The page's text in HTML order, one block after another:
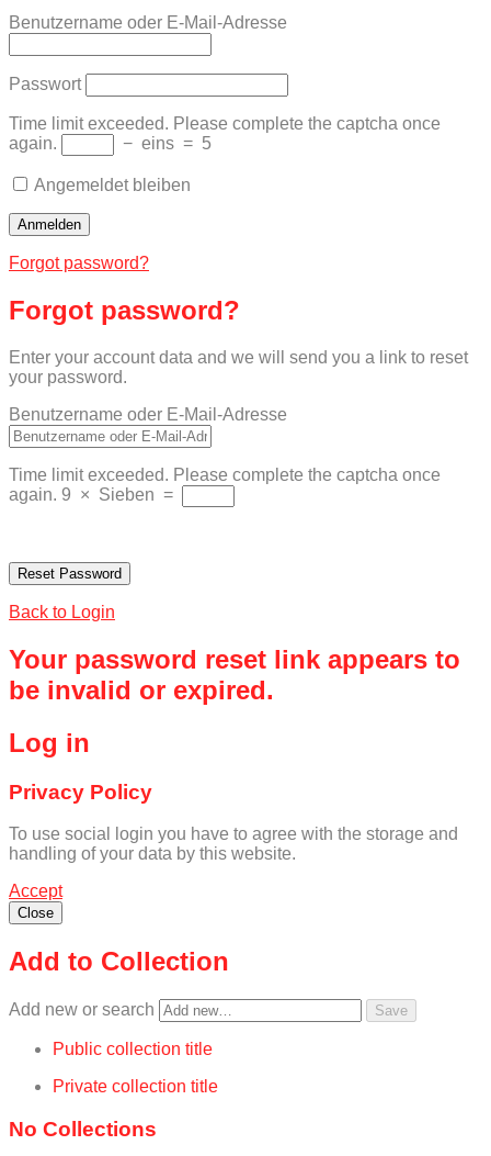
Benutzername oder E-Mail-Adresse
Passwort
Time limit exceeded. Please complete the captcha once
again.
− eins = 5
Angemeldet bleiben
Forgot password?
Forgot password?
Enter your account data and we will send you a link to reset
your password.
Benutzername oder E-Mail-Adresse
Time limit exceeded. Please complete the captcha once
again. 9 × Sieben =
Back to Login
Your password reset link appears to
be invalid or expired.
Log in
Privacy Policy
To use social login you have to agree with the storage and
handling of your data by this website.
Accept
Close
Add to Collection
Add new or search
Public collection title
Private collection title
No Collections